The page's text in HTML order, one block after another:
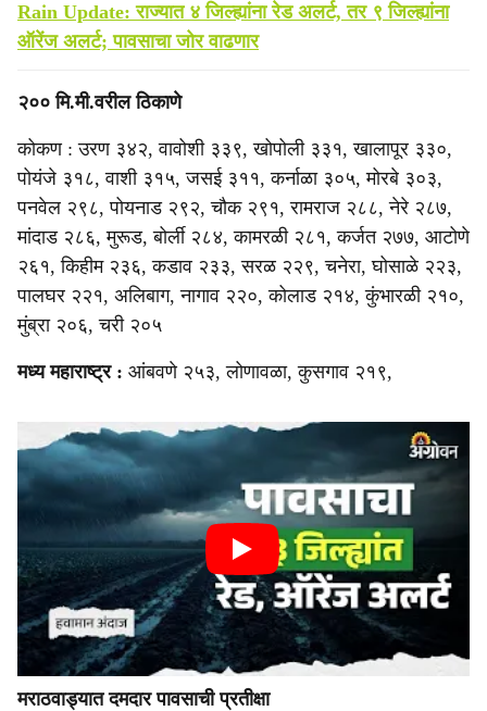
Rain Update: राज्यात ४ जिल्ह्यांना रेड अलर्ट, तर ९ जिल्ह्यांना
ऑरेंज अलर्ट; पावसाचा जोर वाढणार
२०० मि.मी.वरील ठिकाणे
कोकण : उरण ३४२, वावोशी ३३९, खोपोली ३३१, खालापूर ३३०,
पोयंजे ३१८, वाशी ३१५, जसई ३११, कर्नाळा ३०५, मोरबे ३०३,
पनवेल २९८, पोयनाड २९२, चौक २९१, रामराज २८८, नेरे २८७,
मांदाड २८६, मुरूड, बोर्ली २८४, कामरळी २८१, कर्जत २७७, आटोणे
२६१, किहीम २३६, कडाव २३३, सरळ २२९, चनेरा, घोसाळे २२३,
पालघर २२१, अलिबाग, नागाव २२०, कोलाड २१४, कुंभारळी २१०,
मुंब्रा २०६, चरी २०५
मध्य महाराष्ट्र : आंबवणे २५३, लोणावळा, कुसगाव २१९,
मराठवाड्यात दमदार पावसाची प्रतीक्षा